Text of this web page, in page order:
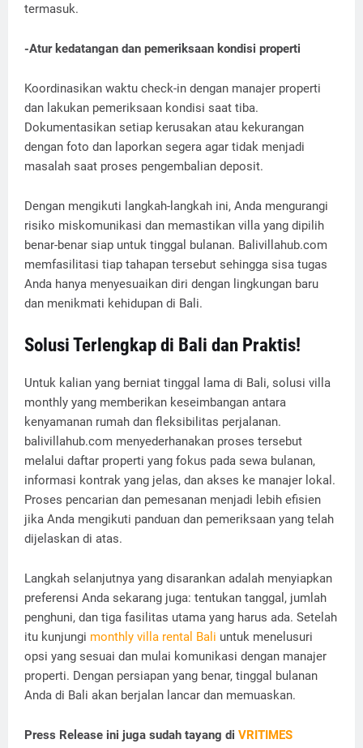
termasuk.
-Atur kedatangan dan pemeriksaan kondisi properti
Koordinasikan waktu check-in dengan manajer properti
dan lakukan pemeriksaan kondisi saat tiba.
Dokumentasikan setiap kerusakan atau kekurangan
dengan foto dan laporkan segera agar tidak menjadi
masalah saat proses pengembalian deposit.
Dengan mengikuti langkah-langkah ini, Anda mengurangi
risiko miskomunikasi dan memastikan villa yang dipilih
benar-benar siap untuk tinggal bulanan. Balivillahub.com
memfasilitasi tiap tahapan tersebut sehingga sisa tugas
Anda hanya menyesuaikan diri dengan lingkungan baru
dan menikmati kehidupan di Bali.
Solusi Terlengkap di Bali dan Praktis!
Untuk kalian yang berniat tinggal lama di Bali, solusi villa
monthly yang memberikan keseimbangan antara
kenyamanan rumah dan fleksibilitas perjalanan.
balivillahub.com menyederhanakan proses tersebut
melalui daftar properti yang fokus pada sewa bulanan,
informasi kontrak yang jelas, dan akses ke manajer lokal.
Proses pencarian dan pemesanan menjadi lebih efisien
jika Anda mengikuti panduan dan pemeriksaan yang telah
dijelaskan di atas.
Langkah selanjutnya yang disarankan adalah menyiapkan
preferensi Anda sekarang juga: tentukan tanggal, jumlah
penghuni, dan tiga fasilitas utama yang harus ada. Setelah
itu kunjungi monthly villa rental Bali untuk menelusuri
opsi yang sesuai dan mulai komunikasi dengan manajer
properti. Dengan persiapan yang benar, tinggal bulanan
Anda di Bali akan berjalan lancar dan memuaskan.
Press Release ini juga sudah tayang di VRITIMES